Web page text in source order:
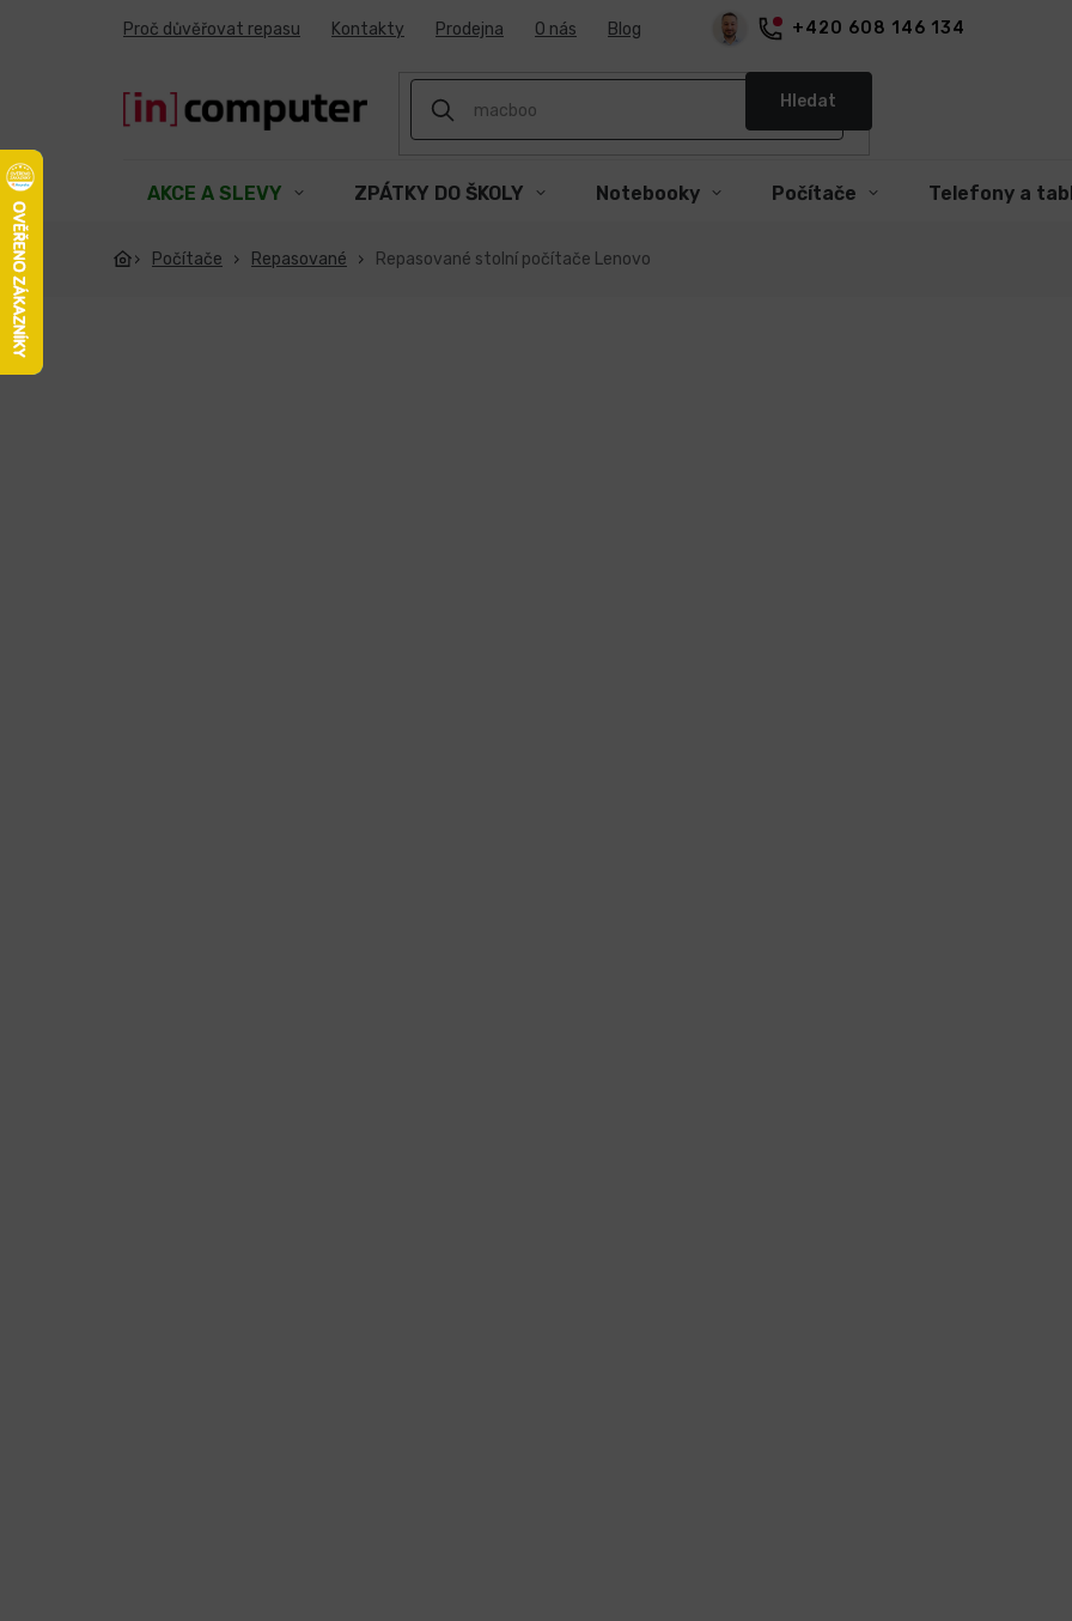
+420 608 146 134
Proč důvěřovat repasu Kontakty Prodejna O nás Blog
Hledat
AKCE A SLEVY ZPÁTKY DO ŠKOLY Notebooky Počítače Telefony a
Počítače Repasované Repasované stolní počítače Lenovo